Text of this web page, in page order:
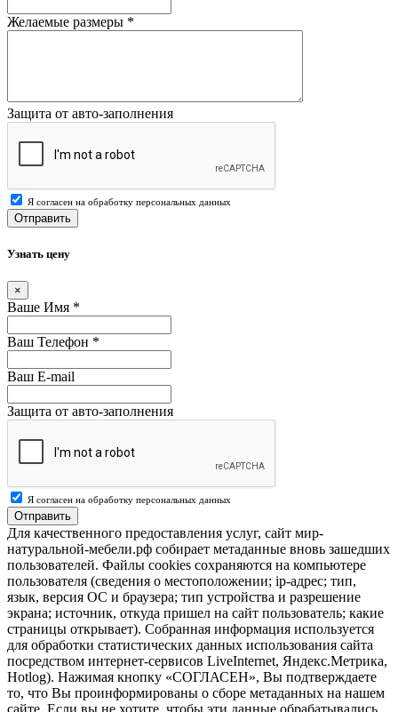
Желаемые размеры *
Защита от авто-заполнения
Я согласен на обработку персональных данных
Отправить
Узнать цену
×
Ваше Имя *
Ваш Телефон *
Ваш E-mail
Защита от авто-заполнения
Я согласен на обработку персональных данных
Отправить
Для качественного предоставления услуг, сайт мир-
натуральной-мебели.рф собирает метаданные вновь зашедших
пользователей. Файлы cookies сохраняются на компьютере
пользователя (сведения о местоположении; ip-адрес; тип,
язык, версия ОС и браузера; тип устройства и разрешение
экрана; источник, откуда пришел на сайт пользователь; какие
страницы открывает). Собранная информация используется
для обработки статистических данных использования сайта
посредством интернет-сервисов LiveInternet, Яндекс.Метрика,
Hotlog). Нажимая кнопку «СОГЛАСЕН», Вы подтверждаете
то, что Вы проинформированы о сборе метаданных на нашем
сайте. Если вы не хотите, чтобы эти данные обрабатывались,